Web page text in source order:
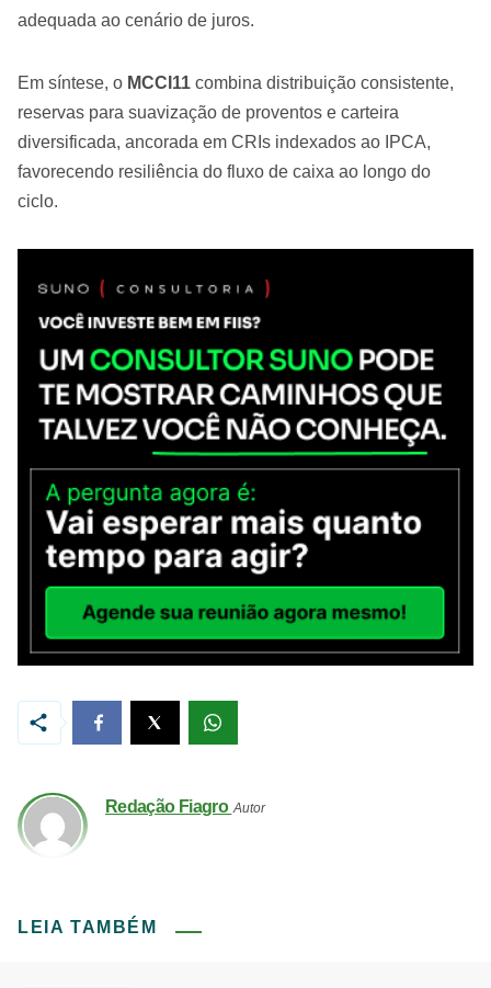
adequada ao cenário de juros.
Em síntese, o MCCI11 combina distribuição consistente,
reservas para suavização de proventos e carteira
diversificada, ancorada em CRIs indexados ao IPCA,
favorecendo resiliência do fluxo de caixa ao longo do
ciclo.
Redação Fiagro Autor
LEIA TAMBÉM